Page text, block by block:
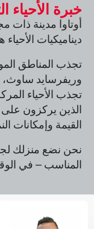
خبرة الأحياء
أوتاوا مدينة ذات
ديناميكيات
تجذب المناطق
وريفرسايد ساوث،
تجذب الأحياء
الذين يركزون على
القيمة وإمكانات
نحن نضع منزلك
المناسب – في